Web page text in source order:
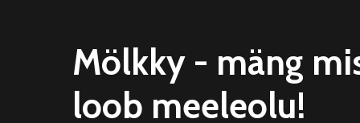
Mölkky - mäng
loob meeleolu!